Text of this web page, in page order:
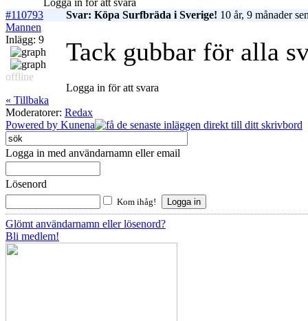
Logga in för att svara
#110793
Svar: Köpa Surfbräda i Sverige! 10 år, 9 månader
Mannen
Inlägg: 9
offline
Tack gubbar för alla
Logga in för att svara
« Tillbaka
Moderatorer: Redax
Powered by Kunena
Logga in med användarnamn eller email
Lösenord
Kom ihåg!
Glömt användarnamn eller lösenord?
Bli medlem!